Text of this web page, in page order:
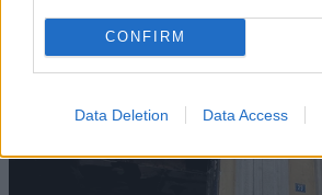
CONFIRM
Data Deletion Data Access